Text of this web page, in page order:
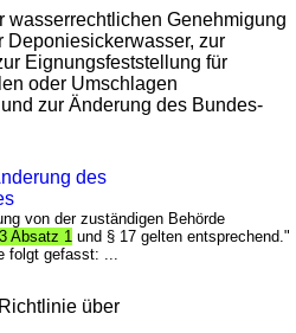
wasserrechtlichen Genehmigung
Deponiesickerwasser, zur
Eignungsfeststellung für
oder Umschlagen
zur Änderung des Bundes-
des
von der zuständigen Behörde
Absatz 1 und § 17 gelten entsprechend."
folgt gefasst: ...
über